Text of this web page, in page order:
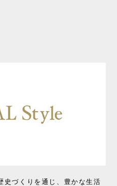
史づくりを通じ、豊かな生活